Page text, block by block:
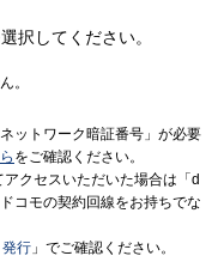
択してください。
。
ットワーク暗証番号」が必要
をご確認ください。
クセスいただいた場合は「d
コモの契約回線をお持ちでな
行 」でご確認ください。